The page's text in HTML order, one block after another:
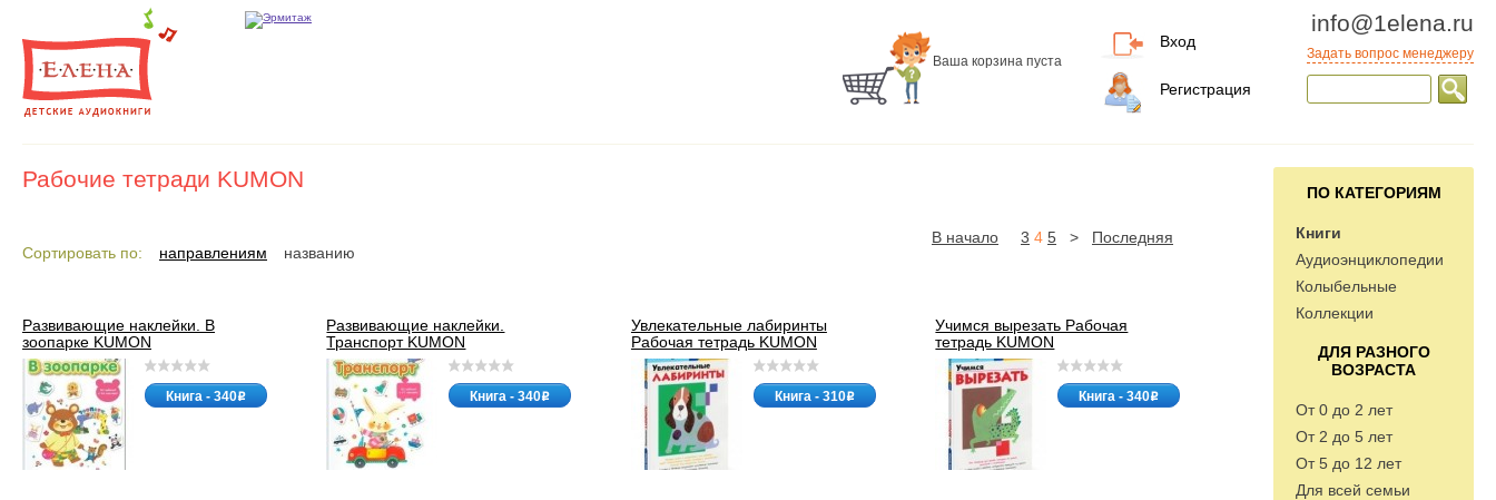
info@1elena.ru
Задать вопрос менеджеру
Вход
Регистрация
Ваша корзина пуста
ПО КАТЕГОРИЯМ
Книги
Аудиоэнциклопедии
Колыбельные
Коллекции
ДЛЯ РАЗНОГО
ВОЗРАСТА
От 0 до 2 лет
От 2 до 5 лет
От 5 до 12 лет
Для всей семьи
Рабочие тетради KUMON
Сортировать по: направлениям названию
В начало 3 4 5 > Последняя
Развивающие наклейки. В
зоопарке KUMON
Книга - 340o
Развивающие наклейки.
Транспорт KUMON
Книга - 340o
Увлекательные лабиринты
Рабочая тетрадь KUMON
Книга - 310o
Учимся вырезать Рабочая
тетрадь KUMON
Книга - 340o